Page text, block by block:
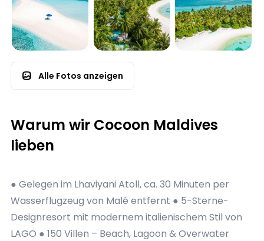
Alle Fotos anzeigen
Warum wir Cocoon Maldives
lieben
● Gelegen im Lhaviyani Atoll, ca. 30 Minuten per
Wasserflugzeug von Malé entfernt ● 5-Sterne-
Designresort mit modernem italienischem Stil von
LAGO ● 150 Villen – Beach, Lagoon & Overwater